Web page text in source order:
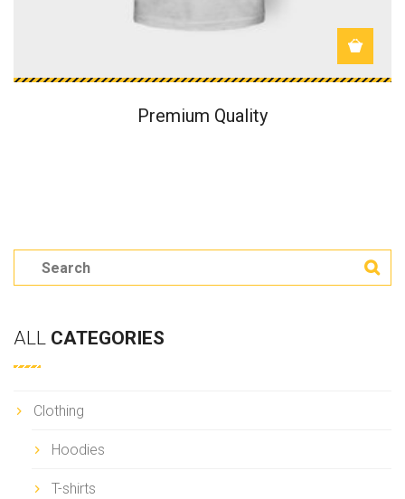
Premium Quality
e
r
c
h
ALL CATEGORIES
Clothing
Hoodies
T-shirts